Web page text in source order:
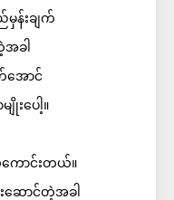
းချက်
ခါ
အောင်
းပေါ့။
ကောင်းတယ်။
ောင်တဲ့အခါ